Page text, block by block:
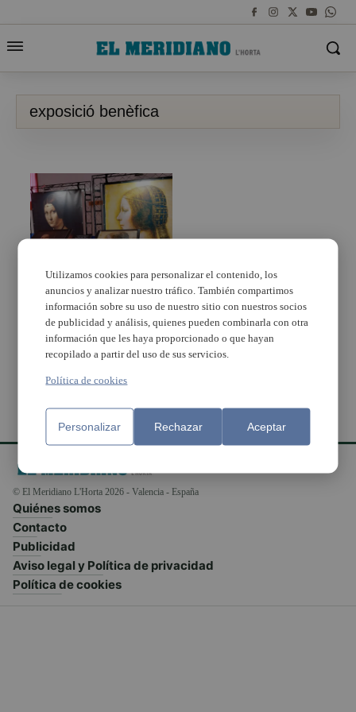
exposició benèfica
El monestir de Santa
Maria del Puig acull la
gala exposició benèfica
HADAS RETT
© El Meridiano L'Horta 2026 - Valencia - España
Quiénes somos
Contacto
Publicidad
Aviso legal y Política de privacidad
Política de cookies
Utilizamos cookies para personalizar el contenido, los
anuncios y analizar nuestro tráfico. También compartimos
información sobre su uso de nuestro sitio con nuestros socios
de publicidad y análisis, quienes pueden combinarla con otra
información que les haya proporcionado o que hayan
recopilado a partir del uso de sus servicios.
Política de cookies
Personalizar Rechazar Aceptar